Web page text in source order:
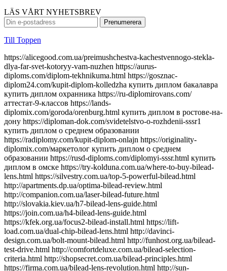
LÄS VÅRT NYHETSBREV
Till Toppen
https://alicegood.com.ua/preimushchestva-kachestvennogo-stekla-dlya-far-svet-kotoryy-vam-nuzhen https://aurus-diploms.com/diplom-tekhnikuma.html https://gosznac-diplom24.com/kupit-diplom-kolledzha купить диплом бакалавра купить диплом охранника https://ru-diplomirovans.com/аттестат-9-классов https://lands-diplomix.com/goroda/orenburg.html купить диплом в ростове-на-дону https://diploman-dok.com/svidetelstvo-o-rozhdenii-sssr1 купить диплом о среднем образовании https://radiplomy.com/kupit-diplom-onlajn https://originality-diplomix.com/маркетолог купить диплом о среднем образовании https://rusd-diploms.com/diplomyi-sssr.html купить диплом в омске https://try-kolduna.com.ua/where-to-buy-bilead-lens.html https://silvestry.com.ua/top-5-powerful-bilead.html http://apartments.dp.ua/optima-bilead-review.html http://companion.com.ua/laser-bilead-future.html http://slovakia.kiev.ua/h7-bilead-lens-guide.html https://join.com.ua/h4-bilead-lens-guide.html https://kfek.org.ua/focus2-bilead-install.html https://lift-load.com.ua/dual-chip-bilead-lens.html http://davinci-design.com.ua/bolt-mount-bilead.html http://funhost.org.ua/bilead-test-drive.html http://comfortdeluxe.com.ua/bilead-selection-criteria.html http://shopsecret.com.ua/bilead-principles.html https://firma.com.ua/bilead-lens-revolution.html http://sun-shop.com.ua/bilead-lens-price-comparison.html https://para-dise.com.ua/bilead-lens-guide.html https://geliosfireworks.com.ua/bilead-installation-guide.html https://tops.net.ua/bilead-buyers-guide.html https://degustator.net.ua/bilead-2024-review.html https://oncology.com.ua/bilead-2022-rating.html https://shop4me.in.ua/bestselling-bilead-2023.html https://crazy-professor.com.ua/aozoom-bilead-review.html http://reklama-sev.com.ua/angel-eyes-bilead.html http://gollos.com.ua/angel-eyes-bilead.html http://jokes.com.ua/ams-bilead-review.html https://greenap.com.ua/adaptive-bilead-future.html http://kvn-tehno.com.ua/3-inch-bilead-market-review.html https://salesup.in.ua/3-inch-bilead-lens-guide.html http://compromat.in.ua/2-5-inch-bilead-lens-guide.html http://vlada.dp.ua/24v-bilead-truck.html https://i-medic.com.ua/steklo-dlya-far-avto-kak-vybrat-kachestvennuyu-zamenu https://renault-club.kiev.ua/zamena-stekla-far-avto-vse-chto-nuzhno-znat https://tehnoprice.in.ua/pochemu-vazhno-kachestvennoe-steklo-dlya-far-avto https://lifeinvest.com.ua/steklo-dlya-far-avto-obzor-populyarnyh-modeley https://warfare.com.ua/zamena-stekla-dlya-far-avto-poshagovaya-instruktsiya https://05161.com.ua/prozrachnost-i-stil-obnovlenie-stekla-far-dlya-avto https://brightwallpapers.com.ua/steklo-dlya-far-avto-kak-vybrat-dolgovechnyj-variant https://3dlevsha.com.ua/top-proizvoditelej-stekla-dlya-far-avto-v-2024-godu https://abank.com.ua/sovety-po-vyboru-stekla-dlya-far-avto-na-chto-obratit-vnimanie https://abshop.com.ua/zamena-stekla-na-farah-avto-kak-uluchshit-vidimost-i-stil https://alicegood.com.ua/preimushchestva-kachestvennogo-stekla-dlya-far-svet-kotoryy-vam-nuzhen https://artflo.com.ua/steklo-dlya-far-avto-obzor-byudzhetnyh-i-premialnyh-variantov https://atlantic-club.com.ua/kak-vybrat-prochnoe-steklo-dlya-far-kotoroe-prosluzhit-dolgo https://atelierdesdelices.com.ua/prozrachnost-i-dolgovechnost-zachem-menyat-steklo-far-avto http://510.com.ua/samostoyatelnaya-zamena-stekla-far-prakticheskie-sovety https://autostill.com.ua/steklo-dlya-far-avto-kak-zamena-uluchshit-osveshchenie-dorogi https://babyphotostar.com.ua/vyibiraem-steklo-dlya-far-rukovodstvo-po-stilyu-i-bezopasnosti https://bagit.com.ua/pochemu-stoit-investirovat-v-kachestvennoe-steklo-dlya https://bagstore.com.ua/problemy-so-steklom-far-kak-ikh-izbezhat-i-kogda-zamenit https://befirst.com.ua/sekrety-ukhoda-za-steklom-far-kak-prodlit-srok-sluzhby https://bike-drive.com.ua/steklo-dlya-far-obzor-novink-i-tendentsiy-2024 https://billiard-classic.com.ua/kakoe-steklo-dlya-far-luchshe-plyusy-i-minusy-razlichnykh-materialov https://ch-z.com.ua/steklo-dlya-far-kak-vybrat-po-tipu-avtomobilya-i-stilyu-vozdizheniya https://bestpeople.com.ua/chem-zamenit-povrezhdennoe-steklo-far-luchshie-alternativy https://daicond.com.ua/steklo-dlya-far-obsuzhdaem-vazhnost-dlya-bezopasnosti-na-doroge https://delavore.com.ua/bi-led-linzy-i-komponenty-provodnik-v-mir-yarkogo-i-chetogo-sveta https://brandwatches.com.ua/kak-bi-led-linzy-uluchshayut-vidimost-i-stil-avtomobilya https://dnmagazine.com.ua/komplekt-bi-led-linz-modernizatsiya-far https://blooms.com.ua/bi-led-linzy-komplektuyushie-vybor https://ameli-studio.com.ua/bi-led-linzy-i-komponenty-maksimum-sveta-pri-minimum-energozatrat https://euro-house.com.ua/kak-bi-led-linzy-vliyayut-na-bezopasnost-i-komfort-vodjeniya https://cpaday.com.ua/innovacii-v-osveshhenii-obzor-luchshih-bi-led-linz-i-komponentov https://cocoshop.com.ua/bi-led-linzy-kak-innovatsionnye-tekhnologii-menyayut-osveshchenie-avto https://cleanshop.com.ua/otkroyte-dlya-sebya-bi-led-linzy-luchshee-osveshchenie-dlya-vashego-avtomobilya https://dragee.com.ua/bi-led-linzy-revolyuciya-v-avtomobilnom-osveshchenii https://eximp.com.ua/komplekt-bi-led-linz-i-komponentov-dlya-idealnyh-far https://e-comex.com.ua/bi-led-linzy-dolgovechnost-i-mosh-sveta-v-komplekte https://elsig-opt.com.ua/budushchee-avtomobilnyh-far-pochemu-bi-led-linzy-novyi-standart https://emaidan.com.ua/bi-led-linzy-luchshiy-svet-dlya-avto https://esco-center.com.ua/stil-i-funkcionalnost-s-bi-led-linzami https://excl.com.ua/bi-led-linzy-svet-i-bezopasnost https://floristua.com.ua/bi-led-linzy-vybor-i-ustanovka https://forthouse.com.ua/umnoye-osveshcheniye-dlya-avto-bi-led-linzy https://footballfans.com.ua/5-prichin-dlya-upgrade-bi-led-linzy https://freeadverts.com.ua/bi-led-linzy-yarkost-i-stil http://istroy.com.ua/nochnye-poezdki-bi-led-linzy-vozmozhnosti https://jesus.com.ua/vsyo-o-bi-led-linzy-dlya-avto https://keslaser.com.ua/bi-led-linzy-dlya-idealnoy-vidimosti https://igrotech.com.ua/instruktsiya-po-vyboru-i-ustanovke-bi-led-linz https://incidents.com.ua/bi-led-linzy-dlya-professionalov-i-novichkov-rekomendatsii-po-ustanovke https://kolesiko.com.ua/linzy-dlya-far-avto-kak-vybrat-idealnye-dlya-vashego-avtomobilya https://infobus.com.ua/kak-linzy-dlya-far-izmenyayut-osveshchennost-i-stil-vashego-avto https://imperialgroup.com.ua/pochemu-stoit-ustanovit-linzy-v-fary-avto-osnovnye-preimushchestva https://leasing.com.ua/linzy-dlya-far-avto-kak-vybrat-luchshie-komponenty-dlya-optimalnogo-sveta https://igruli.com.ua/linzy-dlya-far-avto-chto-vazhno-uchityvat-pri-ustanovke-i-vybore https://mamaorganica.com.ua/linzy-dlya-far-kak-uluchshit-svet-i-stil-avtomobilya https://jiraf.com.ua/moshhnoe-tochnoe-osveshhenie-preimushhestva-linz-dlya-avto-far https://itware.com.ua/chto-dayut-linzy-dlya-far-sekrety-osveshheniya https://jn.com.ua/linzy-dlya-far-sovremennye-resheniya-dlya-vidimosti https://ibnews.com.ua/germetik-dlya-stekla-far-avto https://keepstyle.com.ua/kak-pravilno-ispolzovat-germetik-dlya-far-avto https://menfashion.com.ua/germetik-dlya-stekla-far https://kominmet.com.ua/germetik-dlya-far-avto-vodonepronitsaemost https://mir-akb.com.ua/kak-germetik-dlya-far-vliyaet-na-zashitu-i-vneshniy-vid https://mitsubishi-nikol-motors.com.ua/germetik-dlya-stekla-far-uluchshenie-germetichnosti-i-osveshcheniya https://massovka.com.ua/germetik-dlya-far-zashchita-ot-vlagi-pyli-kondensata https://newstoday.com.ua/kak-vybrat-germetik-dlya-stekla-far https://maximumvisa.com.ua/germetik-dlya-stekla-far-idealnaya-germetizatsiya https://ostercenter.com.ua/luchshie-germetiki-dlya-far-avto https://pnevmo-strelok.com.ua/germetik-dlya-far-zachem-i-kak-ispolzovat https://myelectro.com.ua/kak-germetik-zashchishchaet-fary https://logotypes.com.ua/germetizaciya-stekla-far https://naduvnie-lodki.com.ua/sekret-idealnyh-far-germetik https://nagrevayka.com.ua/top-5-germetikov-dlya-far http://repetitory.com.ua/germetik-dlya-stekla-far-poshagovyj-gid https://optimapharm.com.ua/germetik-dlya-stekla-far https://s-boutique.com.ua/zashchita-far-ot-vlagi-rol-germetika https://rockradio.com.ua/kak-germetik-pomogaet-sokhranit-fary-kak-novye https://pravoslavnews.com.ua/germetik-dlya-far-nadezhnoe-reshenie-dlya-predotvrashcheniya-kondensata https://salonsharm.com.ua/idealnyj-germetik-dlya-stekla-far-kak-vybrat-i-pravilno-nanesti http://salle.com.ua/pochemu-germetik-dlya-far-avto-vazhnee-chem-kazhetsya http://reklamist.com.ua/germetik-dlya-stekla-far-obazatelnyj-element-dlya-remonta http://runflor.com.ua/kak-vosstanovit-germetichnost-far-sovety-po-vyboru-germetika https://side-by-side.com.ua/remont-stekla-far-kak-germetik-pomogaet-sokhranit-svetopropuskaniye https://smartbuildforum.com.ua/germetik-dlya-avtofar-resheniye-dlya-osveshcheniya-i-zashchity https://tastaliski.com.ua/germetik-dlya-stekla-far-zashchita-ot-pogodnyh-usloviy https://sevinfo.com.ua/kak-germetik-prodlevaet-srok-sluzhby-far https://summer-kino.com.ua/germetik-dlya-avtofar-problemy-s-germetizaciej https://startupline.com.ua/vybor-germetika-dlya-far https://unasoft.com.ua/germetik-dlya-stekla-far-vlaga-i-korrozia https://svitozar.com.ua/germetik-dlya-stekla-far-vlaga-i-korrozia https://talktome.com.ua/zhidkost-dlya-polirovki-far-avto https://smotri.com.ua/kak-vybrat-luchshuyu-zhidkost-dlya-polirovki-far https://tyres.com.ua/zhidkost-dlya-polirovki-far-ustranenie-carapin https://tayger.com.ua/nabor-dlya-polirovki-far-vse-chto-nuzhno https://tm-marmelad.com.ua/nabor-dlya-polirovki-far-luchshie-komplekty https://synergize.com.ua/polirovka-far-svoimi-rukami-nabory https://trademart.com.ua/nabor-dlya-polirovki-far-kak-obnovit-fary-avto http://vabank.com.ua/steklo-dlya-far-ka